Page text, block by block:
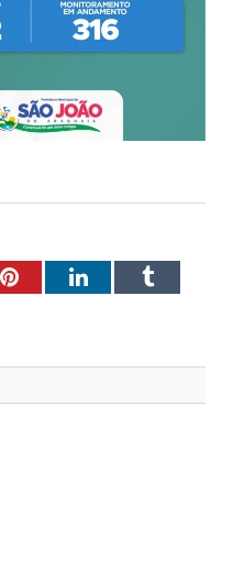
PinterestLinkedInTumblr